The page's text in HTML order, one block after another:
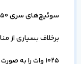
برخلاف بسیاری از
1025 وات را به